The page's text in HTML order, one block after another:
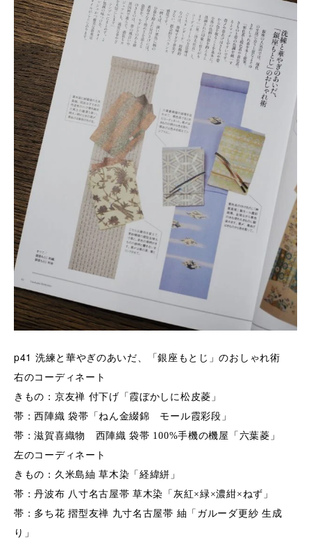
p41 洗練と華やぎのあいだ、「銀座もとじ」のおしゃれ術
右のコーディネート
きもの：京友禅 付下げ「霞ぼかしに松皮菱」
帯：西陣織 袋帯「ねん金綴錦 モール霞彩段」
帯：滋賀喜織物 西陣織 袋帯 100%手機の機屋「六葉菱」
左のコーディネート
きもの：久米島紬 草木染「経緯絣」
帯：丹波布 八寸名古屋帯 草木染「灰紅×緑×濃紺×ねず」
帯：多ち花 摺型友禅 九寸名古屋帯 紬「ガルーダ更紗 生成
り」